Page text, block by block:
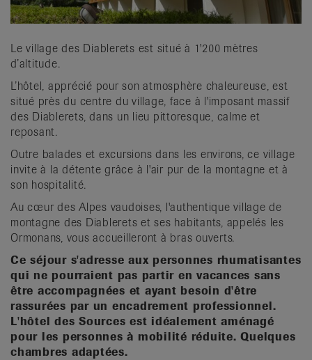
Le village des Diablerets est situé à 1'200 mètres
d’altitude.
L’hôtel, apprécié pour son atmosphère chaleureuse, est
situé près du centre du village, face à l'imposant massif
des Diablerets, dans un lieu pittoresque, calme et
reposant.
Outre balades et excursions dans les environs, ce village
invite à la détente grâce à l'air pur de la montagne et à
son hospitalité.
Au cœur des Alpes vaudoises, l'authentique village de
montagne des Diablerets et ses habitants, appelés les
Ormonans, vous accueilleront à bras ouverts.
Ce séjour s'adresse aux personnes rhumatisantes
qui ne pourraient pas partir en vacances sans
être accompagnées et ayant besoin d'être
rassurées par un encadrement professionnel.
L'hôtel des Sources est idéalement aménagé
pour les personnes à mobilité réduite. Quelques
chambres adaptées.